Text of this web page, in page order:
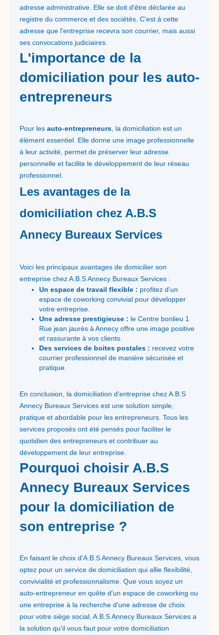
adresse administrative. Elle se doit d'être déclarée au
registre du commerce et des sociétés. C'est à cette
adresse que l'entreprise recevra son courrier, mais aussi
ses convocations judiciaires.
L'importance de la
domiciliation pour les auto-
entrepreneurs
Pour les auto-entrepreneurs , la domiciliation est un
élément essentiel. Elle donne une image professionnelle
à leur activité, permet de préserver leur adresse
personnelle et facilite le développement de leur réseau
professionnel.
Les avantages de la
domiciliation chez A.B.S
Annecy Bureaux Services
Voici les principaux avantages de domicilier son
entreprise chez A.B.S Annecy Bureaux Services :
Un espace de travail flexible : profitez d'un
espace de coworking convivial pour développer
votre entreprise.
Une adresse prestigieuse : le Centre bonlieu 1
Rue jean jaurès à Annecy offre une image positive
et rassurante à vos clients.
Des services de boites postales : recevez votre
courrier professionnel de manière sécurisée et
pratique.
En conclusion, la domiciliation d'entreprise chez A.B.S
Annecy Bureaux Services est une solution simple,
pratique et abordable pour les entrepreneurs. Tous les
services proposés ont été pensés pour faciliter le
quotidien des entrepreneurs et contribuer au
développement de leur entreprise.
Pourquoi choisir A.B.S
Annecy Bureaux Services
pour la domiciliation de
son entreprise ?
En faisant le choix d'A.B.S Annecy Bureaux Services, vous
optez pour un service de domiciliation qui allie flexibilité,
convivialité et professionnalisme. Que vous soyez un
auto-entrepreneur en quête d'un espace de coworking ou
une entreprise à la recherche d'une adresse de choix
pour votre siège social, A.B.S Annecy Bureaux Services a
la solution qu'il vous faut pour votre domiciliation